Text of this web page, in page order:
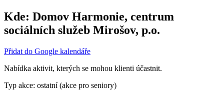
Kde: Domov Harmonie, centrum
sociálních služeb Mirošov, p.o.
Přidat do Google kalendáře
Nabídka aktivit, kterých se mohou klienti účastnit.
Typ akce: ostatní (akce pro seniory)